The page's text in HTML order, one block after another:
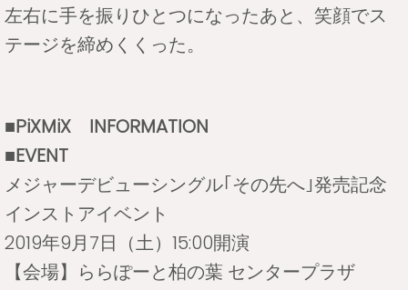
左右に手を振りひとつになったあと、笑顔でス
テージを締めくくった。
■PiXMiX INFORMATION
■EVENT
メジャーデビューシングル｢その先へ｣発売記念
インストアイベント
2019年9月7日（土）15:00開演
【会場】ららぽーと柏の葉 センタープラザ